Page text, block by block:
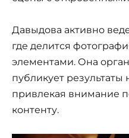
Давыдова активно
где делится
элементами. Она
публикует результаты
привлекая внимание
контенту.